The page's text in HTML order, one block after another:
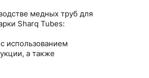
медных труб для
Sharq Tubes:
использованием
а также